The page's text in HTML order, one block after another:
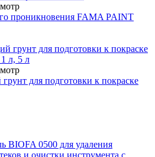
проникновения FAMA PAINT
для подготовки к покраске